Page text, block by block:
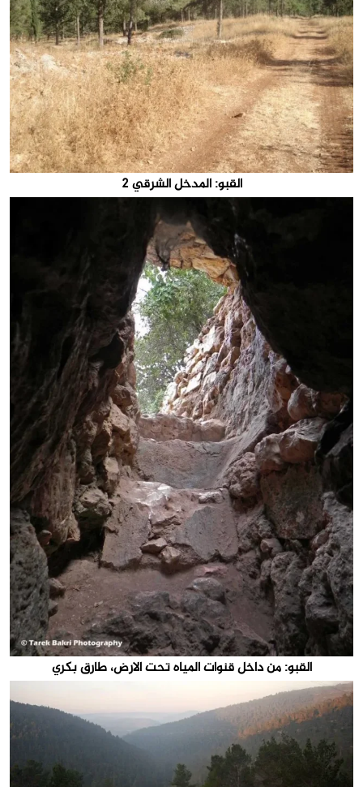
القبو: المدخل الشرقي 2
القبو: من داخل قنوات المياه تحت الارض، طارق بكري